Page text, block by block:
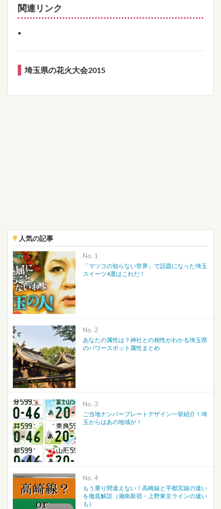
関連リンク
埼玉県の花火大会2015
人気の記事
No.
「マツコの知らない世界」で話題になった埼玉
スイーツ4選はこれだ！
No.
あなたの属性は？神社との相性がわかる埼玉県
のパワースポット属性まとめ
No.
ご当地ナンバープレートデザイン一挙紹介！埼
玉からはあの地域が！
No.
もう乗り間違えない！高崎線と宇都宮線の違い
を徹底解説（湘南新宿・上野東京ラインの違い
も）